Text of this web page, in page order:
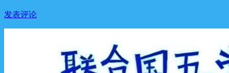
发表评论